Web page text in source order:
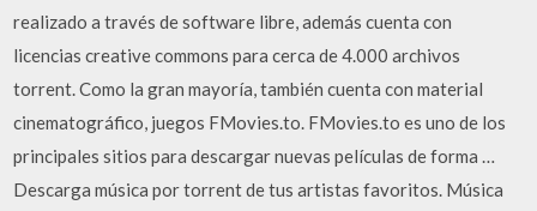
realizado a través de software libre, además cuenta con
licencias creative commons para cerca de 4.000 archivos
torrent. Como la gran mayoría, también cuenta con material
cinematográfico, juegos FMovies.to. FMovies.to es uno de los
principales sitios para descargar nuevas películas de forma …
Descarga música por torrent de tus artistas favoritos. Música